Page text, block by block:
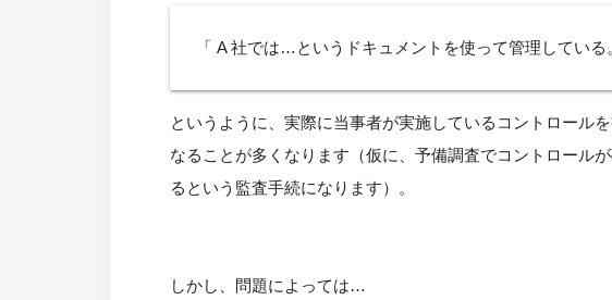
「 A 社では…というドキュメントを使って管理している
というように、実際に当事者が実施しているコントロール
なることが多くなります（仮に、予備調査でコントロール
るという監査手続になります）。
しかし、問題によっては…